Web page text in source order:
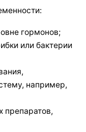
гормонов;
или бактерии
например,
препаратов,